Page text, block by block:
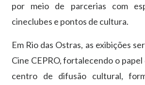
por meio de parcerias com
cineclubes e pontos de cultura.
Em Rio das Ostras, as exibições
Cine CEPRO, fortalecendo o
centro de difusão cultural,